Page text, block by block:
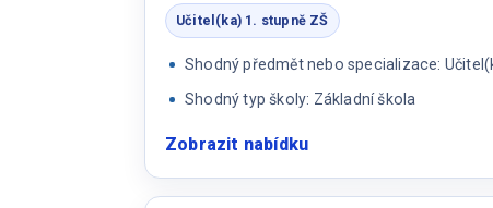
Učitel(ka) 1. stupně ZŠ
Shodný předmět nebo specializace:
Shodný typ školy: Základní škola
Zobrazit nabídku:
1.